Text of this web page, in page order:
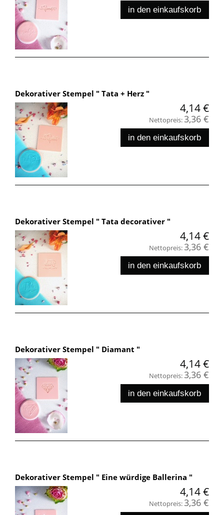
in den einkaufskorb
Dekorativer Stempel " Tata + Herz "
4,14 €
Nettopreis:3,36 €
in den einkaufskorb
Dekorativer Stempel " Tata decorativer "
4,14 €
Nettopreis:3,36 €
in den einkaufskorb
Dekorativer Stempel " Diamant "
4,14 €
Nettopreis:3,36 €
in den einkaufskorb
Dekorativer Stempel " Eine würdige Ballerina "
4,14 €
Nettopreis:3,36 €